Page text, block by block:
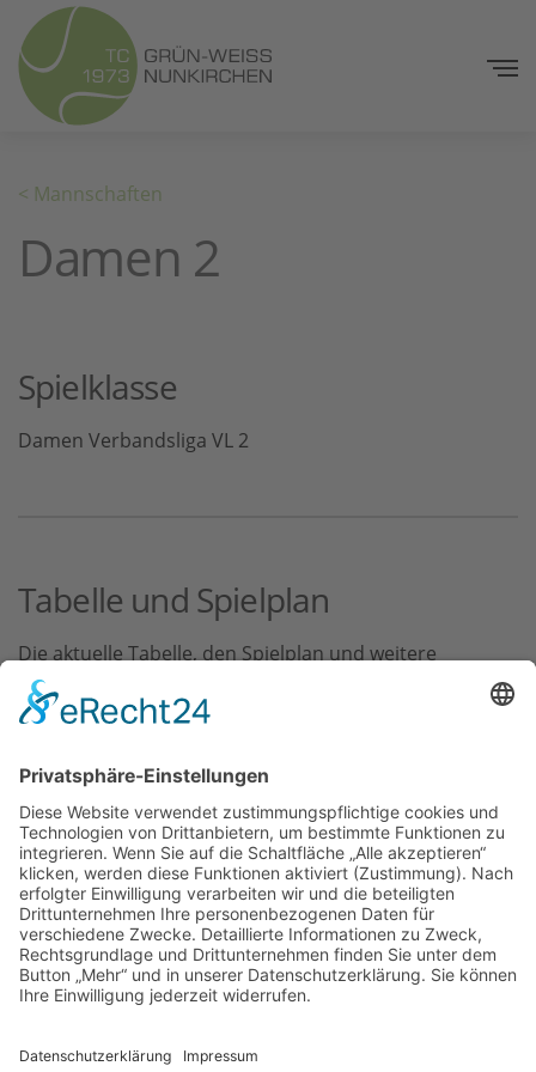
< Mannschaften
Damen 2
Spielklasse
Damen Verbandsliga VL 2
Tabelle und Spielplan
Die aktuelle Tabelle, den Spielplan und weitere
Informationen zur Mannschaft finden Sie auf der
Website des Saarländischen Tennisbundes:
MannschaftDamen 2TC Nunkirchen